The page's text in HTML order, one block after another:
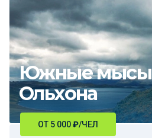
Южные мысы
Ольхона
ОТ 5 000₽/ЧЕЛ